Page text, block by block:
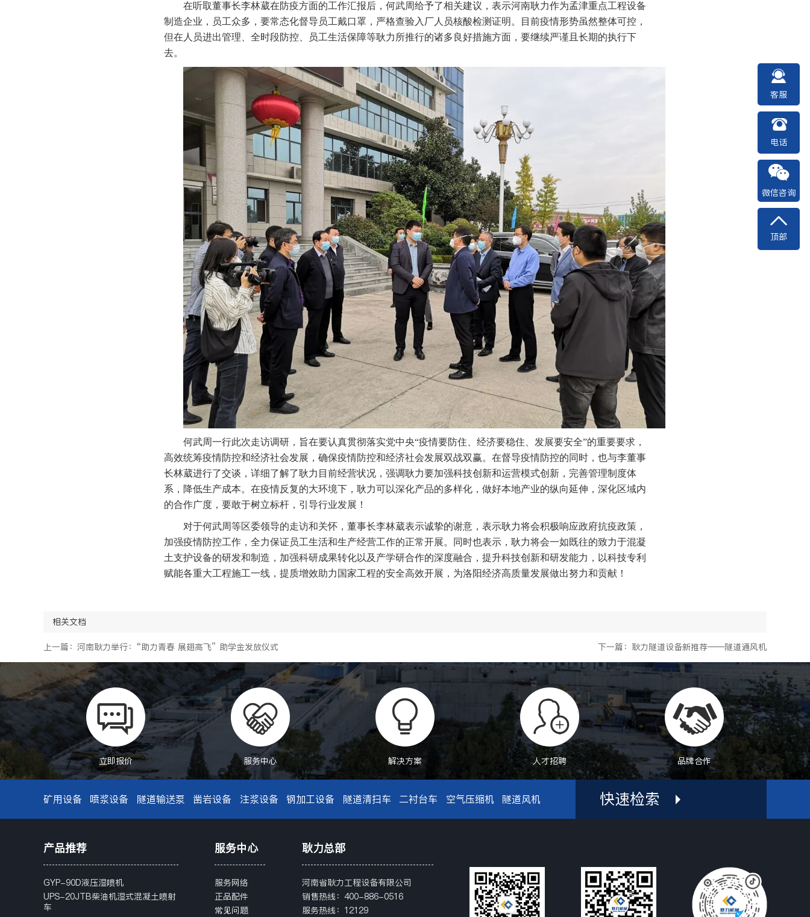
在听取董事长李林葳在防疫方面的工作汇报后，何武周给予了相关建议，表示河南耿力作为孟津重点工程设备
制造企业，员工众多，要常态化督导员工戴口罩，严格查验入厂人员核酸检测证明。目前疫情形势虽然整体可控，
但在人员进出管理、全时段防控、员工生活保障等耿力所推行的诸多良好措施方面，要继续严谨且长期的执行下
去。
何武周一行此次走访调研，旨在要认真贯彻落实党中央“疫情要防住、经济要稳住、发展要安全”的重要要求，
高效统筹疫情防控和经济社会发展，确保疫情防控和经济社会发展双战双赢。在督导疫情防控的同时，也与李董事
长林葳进行了交谈，详细了解了耿力目前经营状况，强调耿力要加强科技创新和运营模式创新，完善管理制度体
系，降低生产成本。在疫情反复的大环境下，耿力可以深化产品的多样化，做好本地产业的纵向延伸，深化区域内
的合作广度，要敢于树立标杆，引导行业发展！
对于何武周等区委领导的走访和关怀，董事长李林葳表示诚挚的谢意，表示耿力将会积极响应政府抗疫政策，
加强疫情防控工作，全力保证员工生活和生产经营工作的正常开展。同时也表示，耿力将会一如既往的致力于混凝
土支护设备的研发和制造，加强科研成果转化以及产学研合作的深度融合，提升科技创新和研发能力，以科技专利
赋能各重大工程施工一线，提质增效助力国家工程的安全高效开展，为洛阳经济高质量发展做出努力和贡献！
相关文档
上一篇：河南耿力举行：“助力青春 展翅高飞” 助学金发放仪式 下一篇：耿力隧道设备新推荐——隧道通风机
立即报价 服务中心 解决方案 人才招聘 品牌合作
矿用设备 喷浆设备 隧道输送泵 凿岩设备 注浆设备 钢加工设备 隧道清扫车 二衬台车 空气压缩机 隧道风机 快速检索
客服
电话
微信咨询
顶部
产品推荐
GYP-90D液压湿喷机
UPS-20JTB柴油机湿式混凝土喷射
车
服务中心
服务网络
正品配件
常见问题
耿力总部
河南省耿力工程设备有限公司
销售热线：400-886-0516
服务热线：12129